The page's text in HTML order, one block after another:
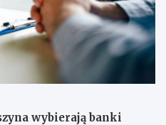
wybierają banki